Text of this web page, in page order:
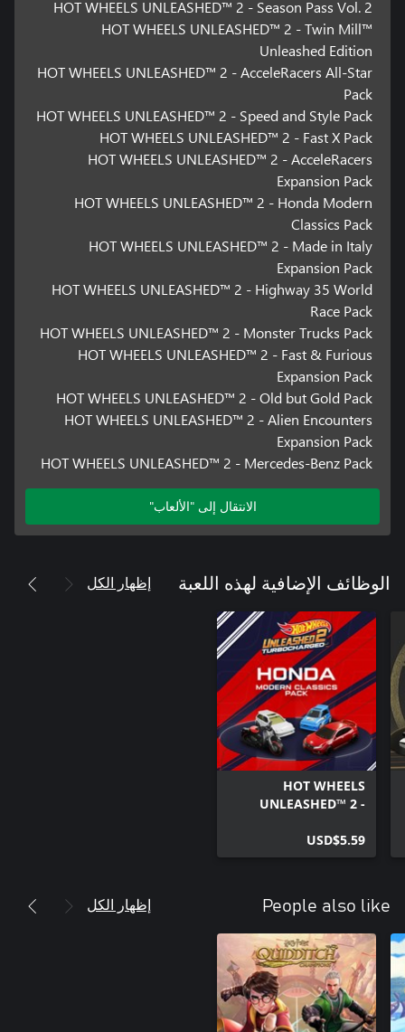
HOT WHEELS UNLEASHED™ 2 - Season Pass Vol. 2
HOT WHEELS UNLEASHED™ 2 - Twin Mill™
Unleashed Edition
HOT WHEELS UNLEASHED™ 2 - AcceleRacers All-Star
Pack
HOT WHEELS UNLEASHED™ 2 - Speed and Style Pack
HOT WHEELS UNLEASHED™ 2 - Fast X Pack
HOT WHEELS UNLEASHED™ 2 - AcceleRacers
Expansion Pack
HOT WHEELS UNLEASHED™ 2 - Honda Modern
Classics Pack
HOT WHEELS UNLEASHED™ 2 - Made in Italy
Expansion Pack
HOT WHEELS UNLEASHED™ 2 - Highway 35 World
Race Pack
HOT WHEELS UNLEASHED™ 2 - Monster Trucks Pack
HOT WHEELS UNLEASHED™ 2 - Fast & Furious
Expansion Pack
HOT WHEELS UNLEASHED™ 2 - Old but Gold Pack
HOT WHEELS UNLEASHED™ 2 - Alien Encounters
Expansion Pack
HOT WHEELS UNLEASHED™ 2 - Mercedes-Benz Pack
الانتقال إلى "الألعاب"
الوظائف الإضافية لهذه اللعبة إظهار الكل
HOT WHEELS
UNLEASHED™ 2 -
Classics Pack
USD$5.59
People also like إظهار الكل